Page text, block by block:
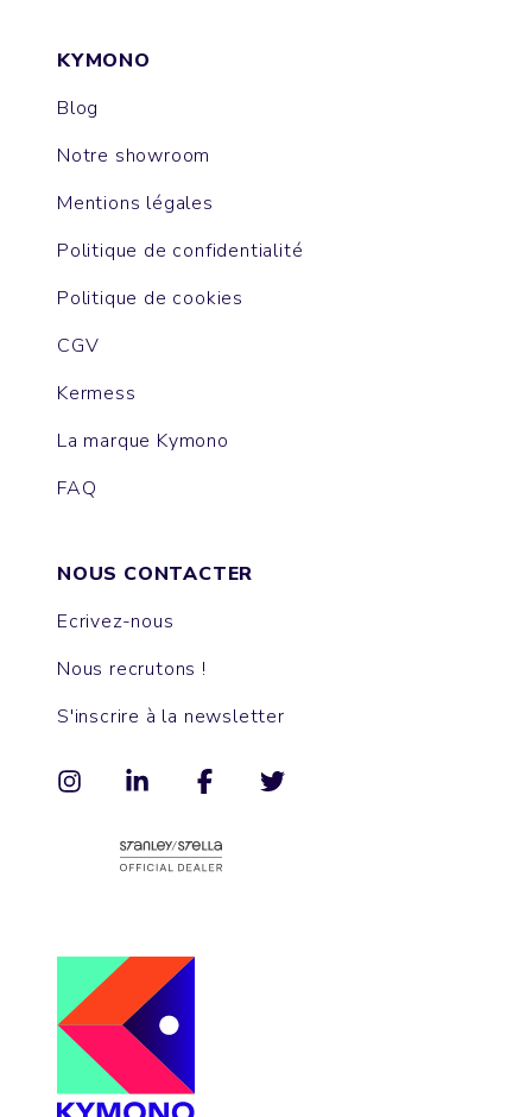
KYMONO
Blog
Notre showroom
Mentions légales
Politique de confidentialité
Politique de cookies
CGV
Kermess
La marque Kymono
FAQ
NOUS CONTACTER
Ecrivez-nous
Nous recrutons !
S'inscrire à la newsletter